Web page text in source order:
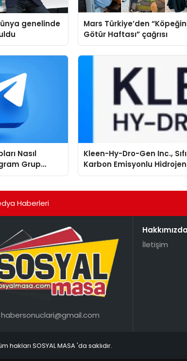
genelinde
Mars Türkiye’den
Götür Haftası” çağrısı
Nasıl
Grup
Seçimi
Kleen-Hy-Dro-Gen Inc.,
Karbon Emisyonlu Hidrojen
Isıtma Teknolojisinde ISO
Haberleri
habersonuclari@gmail.com
Hakkımızda
İletişim
hakları SOSYAL MASA 'da saklıdır.